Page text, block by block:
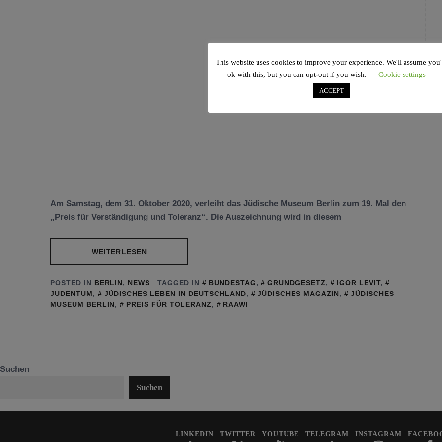
Am Samstag, dem 31. Oktober 2020, verleiht das Jüdische Museum Berlin zum 19. Mal den
„Preis für Verständigung und Toleranz“. Die Auszeichnung wird in diesem
WEITERLESEN
POSTED IN BERLIN, NEWS TAGGED IN BUNDESTAG, GRUNDGESETZ, IGOR LEVIT,
JUDENTUM, JÜDISCHES LEBEN IN DEUTSCHLAND, JÜDISCHES MAGAZIN,
JÜDISCHES
MUSEUM BERLIN, PREIS FÜR TOLERANZ, RAAWI
Suchen
Suchen
LINKEDIN TWITTER YOUTUBE TELEGRAM INSTAGRAM
This website uses cookies to improve your experience. We'll assume
ok with this, but you can opt-out if you wish.
Cookie settings
ACCEPT